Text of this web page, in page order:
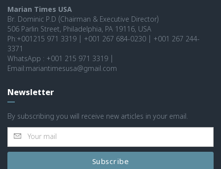
Marian Times USA
Br. Dominic P.D (Chairman & Executive Director)
506 Parlin Street, Philadelphia, PA 19116, USA
Ph:+001215 971 3319 | +001 267 684-0230 | +001 267 244-
3371
WhatsApp : +001 215 971 3319 |
Email:mariantimesusa@gmail.com
Newsletter
By subscribing you will receive new articles in your email.
Subscribe